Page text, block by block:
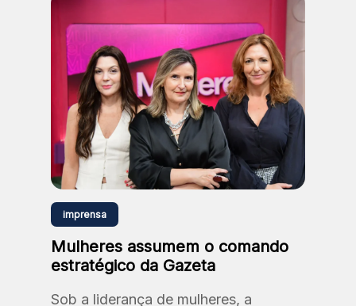
imprensa
Mulheres assumem o comando
estratégico da Gazeta
Sob a liderança de mulheres, a